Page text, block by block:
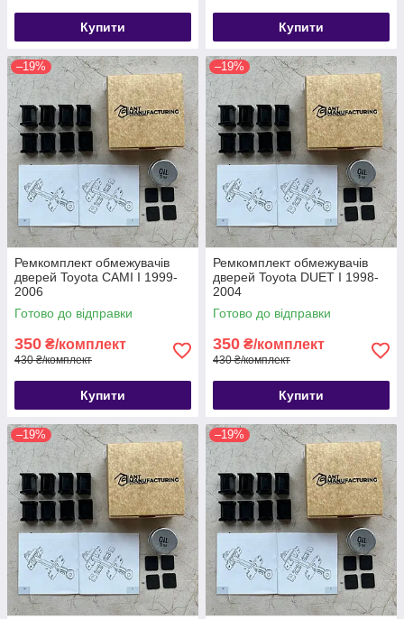
Купити Купити
–19%
Ремкомплект обмежувачів
дверей Toyota CAMI I 1999-
2006
Готово до відправки
350 ₴/комплект
430 ₴/комплект
Купити
–19%
Ремкомплект обмежувачів
дверей Toyota DUET I 1998-
2004
Готово до відправки
350 ₴/комплект
430 ₴/комплект
Купити
–19% –19%